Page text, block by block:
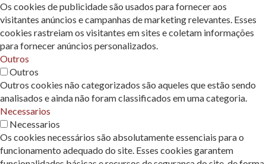
Os cookies de publicidade são usados ​​para fornecer aos
visitantes anúncios e campanhas de marketing relevantes. Esses
cookies rastreiam os visitantes em sites e coletam informações
para fornecer anúncios personalizados.
Outros
Outros
Outros cookies não categorizados são aqueles que estão sendo
analisados ​​e ainda não foram classificados em uma categoria.
Necessarios
Necessarios
Os cookies necessários são absolutamente essenciais para o
funcionamento adequado do site. Esses cookies garantem